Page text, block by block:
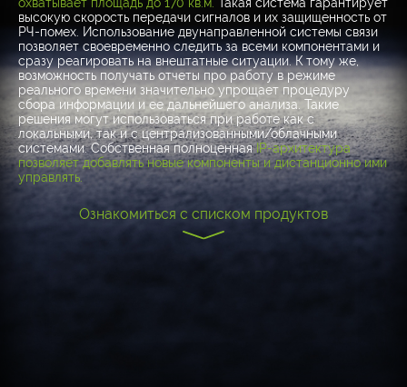
высокую скорость передачи сигналов и их защищенность от
РЧ-помех. Использование двунаправленной системы связи
позволяет своевременно следить за всеми компонентами и
сразу реагировать на внештатные ситуации. К тому же,
возможность получать отчеты про работу в режиме
реального времени значительно упрощает процедуру
сбора информации и ее дальнейшего анализа. Такие
решения могут использоваться при работе как с
локальными, так и с централизованными/облачными
системами. Собственная полноценнаяIP-архитектура
позволяет добавлять новые компоненты и дистанционно ими
управлять.
Ознакомиться с списком продуктов